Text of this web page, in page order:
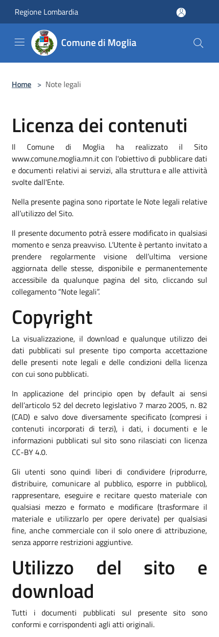
Regione Lombardia
Comune di Moglia
Home > Note legali
Licenza dei contenuti
Il Comune di Moglia ha realizzato il Sito
www.comune.moglia.mn.it con l'obiettivo di pubblicare dati
e documenti relativi ai servizi, alla struttura e alle attività
svolte dall'Ente.
Nella presente pagina sono riportate le Note legali relative
all’utilizzo del Sito.
Il presente documento potrà essere modificato in qualsiasi
momento e senza preavviso. L’Utente è pertanto invitato a
prendere regolarmente visione dell’ultima versione
aggiornata delle stesse, disponibile e permanentemente
accessibile da qualunque pagina del sito, cliccando sul
collegamento “Note legali”.
Copyright
La visualizzazione, il download e qualunque utilizzo dei
dati pubblicati sul presente tipo comporta accettazione
delle presenti note legali e delle condizioni della licenza
con cui sono pubblicati.
In applicazione del principio open by default ai sensi
dell’articolo 52 del decreto legislativo 7 marzo 2005, n. 82
(CAD) e salvo dove diversamente specificato (compresi i
contenuti incorporati di terzi), i dati, i documenti e le
informazioni pubblicati sul sito sono rilasciati con licenza
CC-BY 4.0.
Gli utenti sono quindi liberi di condividere (riprodurre,
distribuire, comunicare al pubblico, esporre in pubblico),
rappresentare, eseguire e recitare questo materiale con
qualsiasi mezzo e formato e modificare (trasformare il
materiale e utilizzarlo per opere derivate) per qualsiasi
fine, anche commerciale con il solo onere di attribuzione,
senza apporre restrizioni aggiuntive.
Utilizzo del sito e
download
Tutti i documenti pubblicati sul presente sito sono
conformi e corrispondenti agli atti originali.